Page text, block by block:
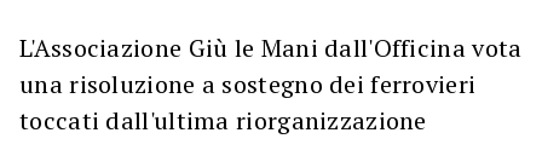
L'Associazione Giù le Mani dall'Officina vota
una risoluzione a sostegno dei ferrovieri
toccati dall'ultima riorganizzazione